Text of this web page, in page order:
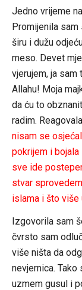
Jedno vrijeme
Promijenila
širu i dužu
meso. Devet
vjerujem, ja sam
Allahu! Moja
da ću to
radim.
nisam se
pokrijem i bojala
sve ide
stvar
islama i što
Izgovorila sam
čvrsto sam
više ništa da
nevjernica.
uzmem gusul i